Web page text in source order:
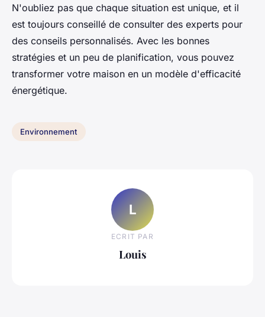
N'oubliez pas que chaque situation est unique, et il
est toujours conseillé de consulter des experts pour
des conseils personnalisés. Avec les bonnes
stratégies et un peu de planification, vous pouvez
transformer votre maison en un modèle d'efficacité
énergétique.
Environnement
L
ECRIT PAR
Louis